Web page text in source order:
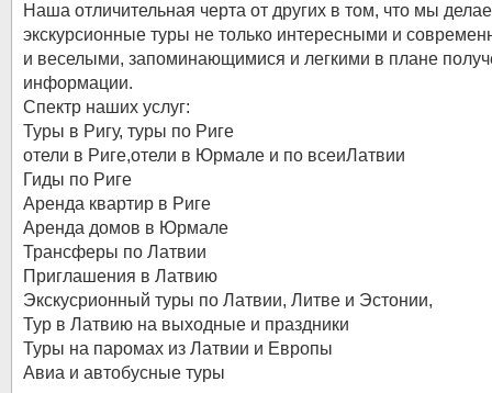
Наша отличительная черта от других в том, что мы
экскурсионные туры не только интересными и
и веселыми, запоминающимися и легкими в плане
информации.
Спектр наших услуг:
Туры в Ригу, туры по Риге
отели в Риге,отели в Юрмале и по всеиЛатвии
Гиды по Риге
Аренда квартир в Риге
Аренда домов в Юрмале
Трансферы по Латвии
Приглашения в Латвию
Экскусрионный туры по Латвии, Литве и Эстонии,
Тур в Латвию на выходные и праздники
Туры на паромах из Латвии и Европы
Авиа и автобусные туры